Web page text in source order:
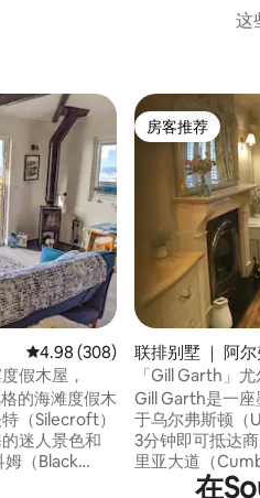
这
平均评分 4.98 分（满分 5 分）
4.98 (308)
假木屋，
的海滩度假木
（Silecroft）
迷人景色和
姆（Black
房客推荐
房客推荐
联排别墅 ｜ 阿
「Gill Garth」
别墅
Gill Garth是一
于乌尔弗斯顿（
3分钟即可抵达
里亚大道（
的火车站0.8英
在